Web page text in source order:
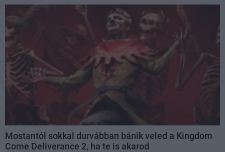
Mostantól sokkal durvábban bánik veled a Kingdom
Come Deliverance 2, ha te is akarod